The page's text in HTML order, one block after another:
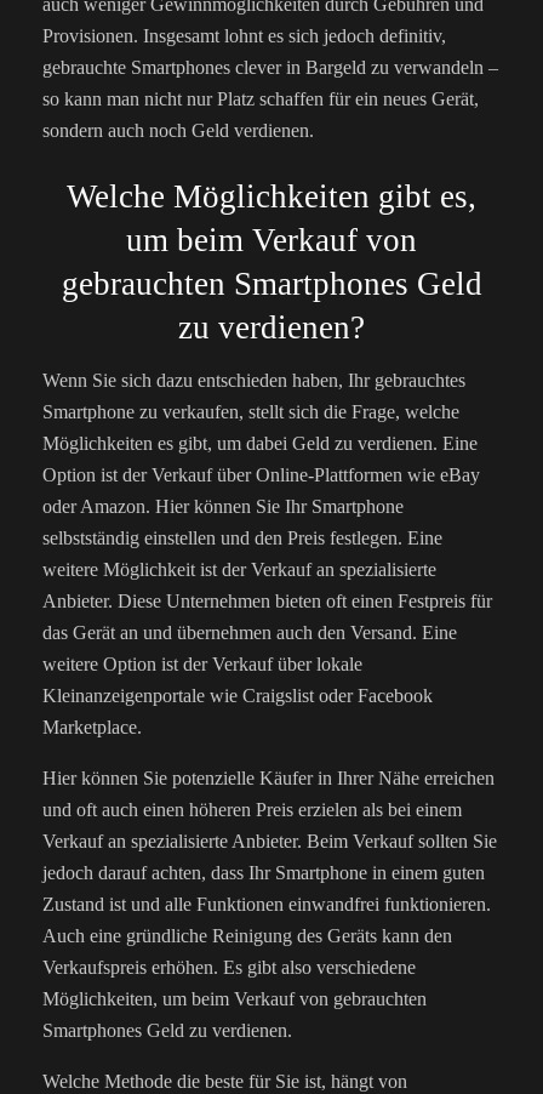
auch weniger Gewinnmöglichkeiten durch Gebühren und
Provisionen. Insgesamt lohnt es sich jedoch definitiv,
gebrauchte Smartphones clever in Bargeld zu verwandeln –
so kann man nicht nur Platz schaffen für ein neues Gerät,
sondern auch noch Geld verdienen.
Welche Möglichkeiten gibt es,
um beim Verkauf von
gebrauchten Smartphones Geld
zu verdienen?
Wenn Sie sich dazu entschieden haben, Ihr gebrauchtes
Smartphone zu verkaufen, stellt sich die Frage, welche
Möglichkeiten es gibt, um dabei Geld zu verdienen. Eine
Option ist der Verkauf über Online-Plattformen wie eBay
oder Amazon. Hier können Sie Ihr Smartphone
selbstständig einstellen und den Preis festlegen. Eine
weitere Möglichkeit ist der Verkauf an spezialisierte
Anbieter. Diese Unternehmen bieten oft einen Festpreis für
das Gerät an und übernehmen auch den Versand. Eine
weitere Option ist der Verkauf über lokale
Kleinanzeigenportale wie Craigslist oder Facebook
Marketplace.
Hier können Sie potenzielle Käufer in Ihrer Nähe erreichen
und oft auch einen höheren Preis erzielen als bei einem
Verkauf an spezialisierte Anbieter. Beim Verkauf sollten Sie
jedoch darauf achten, dass Ihr Smartphone in einem guten
Zustand ist und alle Funktionen einwandfrei funktionieren.
Auch eine gründliche Reinigung des Geräts kann den
Verkaufspreis erhöhen. Es gibt also verschiedene
Möglichkeiten, um beim Verkauf von gebrauchten
Smartphones Geld zu verdienen.
Welche Methode die beste für Sie ist, hängt von